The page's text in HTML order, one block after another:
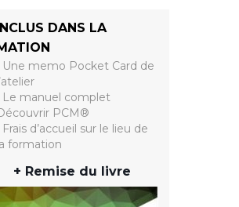
DANS LA
Une memo Pocket Card de
Le manuel complet
PCM®
Frais d’accueil sur le lieu de
formation
+ Remise du livre